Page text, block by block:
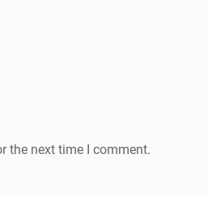
the next time I comment.